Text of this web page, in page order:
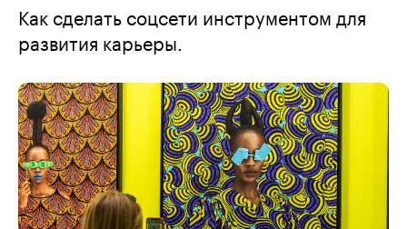
Как сделать соцсети инструментом для
развития карьеры.